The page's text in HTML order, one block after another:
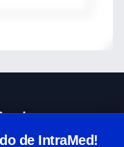
de IntraMed!